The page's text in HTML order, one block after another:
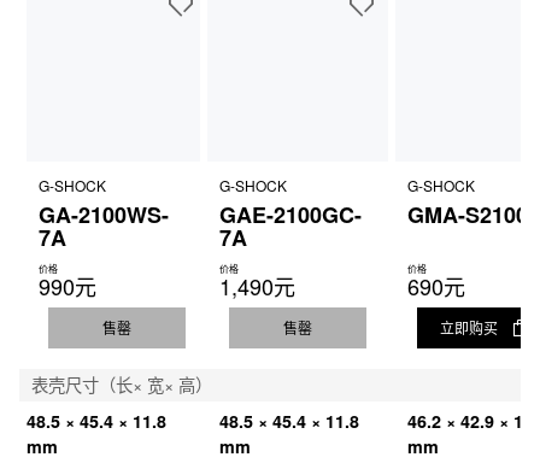
G-SHOCK
GA-2100WS-
7A
价格
990元
售罄
G-SHOCK
GAE-2100GC-
7A
价格
1,490元
售罄
G-SHOCK
GMA-
价格
690元
立即购买
表壳尺寸（长× 宽× 高）
48.5 × 45.4 × 11.8
mm
48.5 × 45.4 × 11.8
mm
46.2 × 42.9 ×
mm